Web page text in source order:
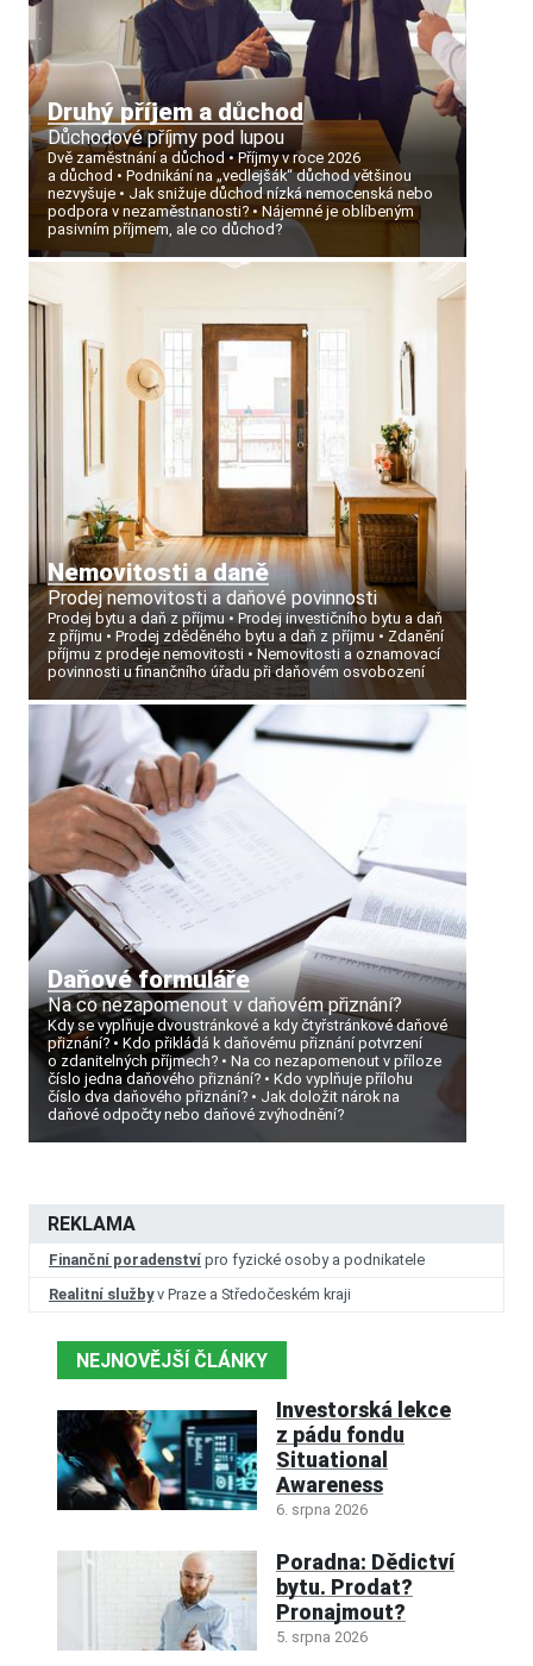
Druhý příjem a důchod
Důchodové příjmy pod lupou
Dvě zaměstnání a důchod
Příjmy v roce 2026
a důchod
Podnikání na „vedlejšák“ důchod většinou
nezvyšuje
Jak snižuje důchod nízká nemocenská nebo
podpora v nezaměstnanosti?
Nájemné je oblíbeným
pasivním příjmem, ale co důchod?
Nemovitosti a daně
Prodej nemovitosti a daňové povinnosti
Prodej bytu a daň z příjmu
Prodej investičního bytu a daň
z příjmu
Prodej zděděného bytu a daň z příjmu
Zdanění
příjmu z prodeje nemovitosti
Nemovitosti a oznamovací
povinnosti u finančního úřadu při daňovém osvobození
Daňové formuláře
Na co nezapomenout v daňovém přiznání?
Kdy se vyplňuje dvoustránkové a kdy čtyřstránkové daňové
přiznání?
Kdo přikládá k daňovému přiznání potvrzení
o zdanitelných příjmech?
Na co nezapomenout v příloze
číslo jedna daňového přiznání?
Kdo vyplňuje přílohu
číslo dva daňového přiznání?
Jak doložit nárok na
daňové odpočty nebo daňové zvýhodnění?
REKLAMA
Finanční poradenství pro fyzické osoby a podnikatele
Realitní službyv Praze a Středočeském kraji
NEJNOVĚJŠÍ ČLÁNKY
Investorská lekce
z pádu fondu
Situational
Awareness
6. srpna 2026
Poradna: Dědictví
bytu. Prodat?
Pronajmout?
5. srpna 2026